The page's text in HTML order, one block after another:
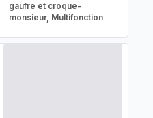
gaufre et croque-
monsieur, Multifonction